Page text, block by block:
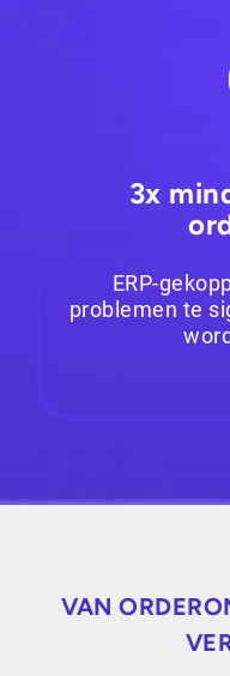
3x
ERP-
problemen te
VAN